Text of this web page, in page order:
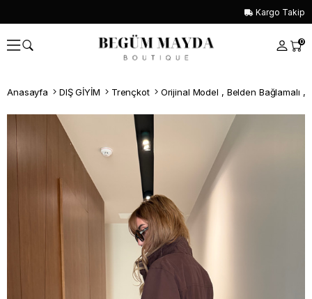
Kargo Takip
0
Anasayfa DIŞ GİYİM Trençkot
Whatsapp İle Sipariş ver